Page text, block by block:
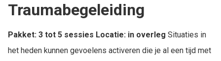
Traumabegeleiding
Pakket: 3 tot 5 sessies Locatie: in overleg Situaties in
het heden kunnen gevoelens activeren die je al een tijd met